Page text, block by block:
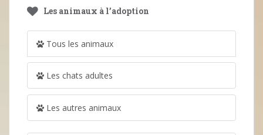
Les animaux à l’adoption
Tous les animaux
Les chats adultes
Les autres animaux